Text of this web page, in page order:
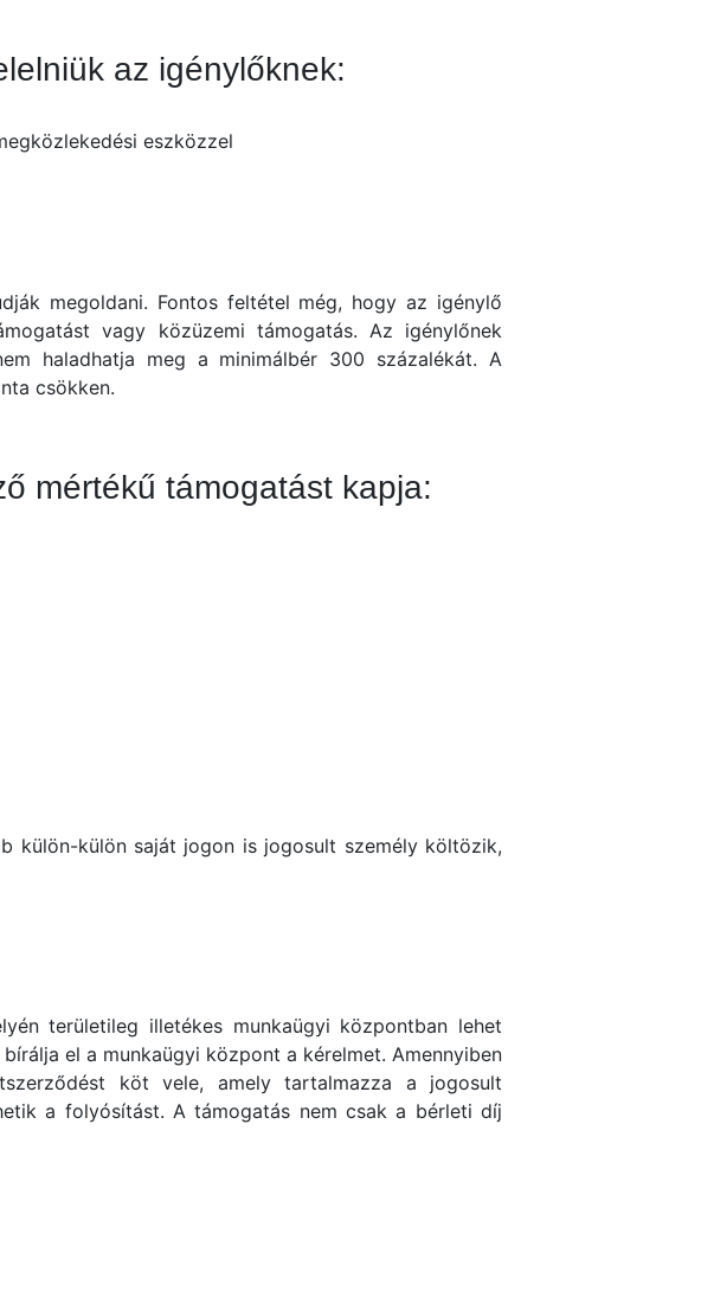
az igénylőknek:
eszközzel
megoldani. Fontos feltétel még, hogy az igénylő
vagy közüzemi támogatás. Az igénylőnek
haladhatja meg a minimálbér 300 százalékát. A
csökken.
mértékű támogatást kapja:
külön-külön saját jogon is jogosult személy költözik,
területileg illetékes munkaügyi központban lehet
el a munkaügyi központ a kérelmet. Amennyiben
köt vele, amely tartalmazza a jogosult
a folyósítást. A támogatás nem csak a bérleti díj